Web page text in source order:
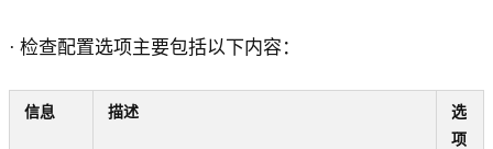
· 检查配置选项主要包括以下内容：
信息 描述
选
项